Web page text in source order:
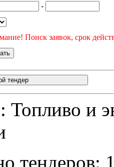
-
Поиск заявок, срок
тендер
Топливо и
тендеров: